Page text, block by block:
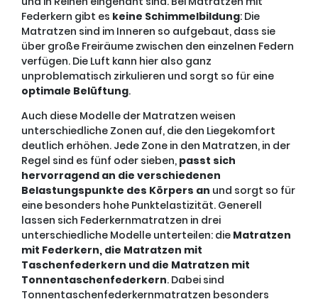
Federkern gibt es keine Schimmelbildung: Die
Matratzen sind im Inneren so aufgebaut, dass sie
über große Freiräume zwischen den einzelnen Federn
verfügen. Die Luft kann hier also ganz
unproblematisch zirkulieren und sorgt so für eine
optimale Belüftung.
Auch diese Modelle der Matratzen weisen
unterschiedliche Zonen auf, die den Liegekomfort
deutlich erhöhen. Jede Zone in den Matratzen, in der
Regel sind es fünf oder sieben, passt sich
hervorragend an die verschiedenen
Belastungspunkte des Körpers an und sorgt so für
eine besonders hohe Punktelastizität. Generell
lassen sich Federkernmatratzen in drei
unterschiedliche Modelle unterteilen: die Matratzen
mit Federkern, die Matratzen mit
Taschenfederkern und die Matratzen mit
Tonnentaschenfederkern. Dabei sind
Tonnentaschenfederkernmatratzen besonders